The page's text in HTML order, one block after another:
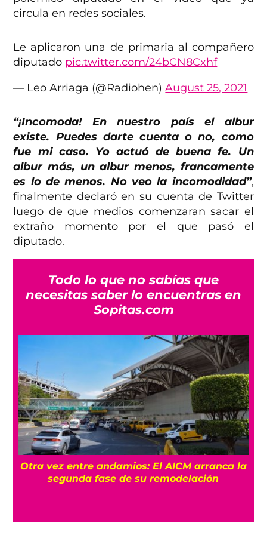
circula en redes sociales.
Le aplicaron una de primaria al compañero
diputado pic.twitter.com/24bCN8Cxhf
— Leo Arriaga (@Radiohen)August 25, 2021
“¡Incomoda! En nuestro país el albur
existe. Puedes darte cuenta o no, como
fue mi caso. Yo actuó de buena fe. Un
albur más, un albur menos, francamente
es lo de menos. No veo la incomodidad”,
finalmente declaró en su cuenta de Twitter
luego de que medios comenzaran sacar el
extraño momento por el que pasó el
diputado.
Todo lo que no sabías que
necesitas saber lo encuentras en
Sopitas.com
Otra vez entre andamios: El AICM arranca la
segunda fase de su remodelación